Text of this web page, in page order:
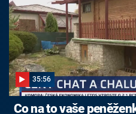
35:56
Co na to vaše